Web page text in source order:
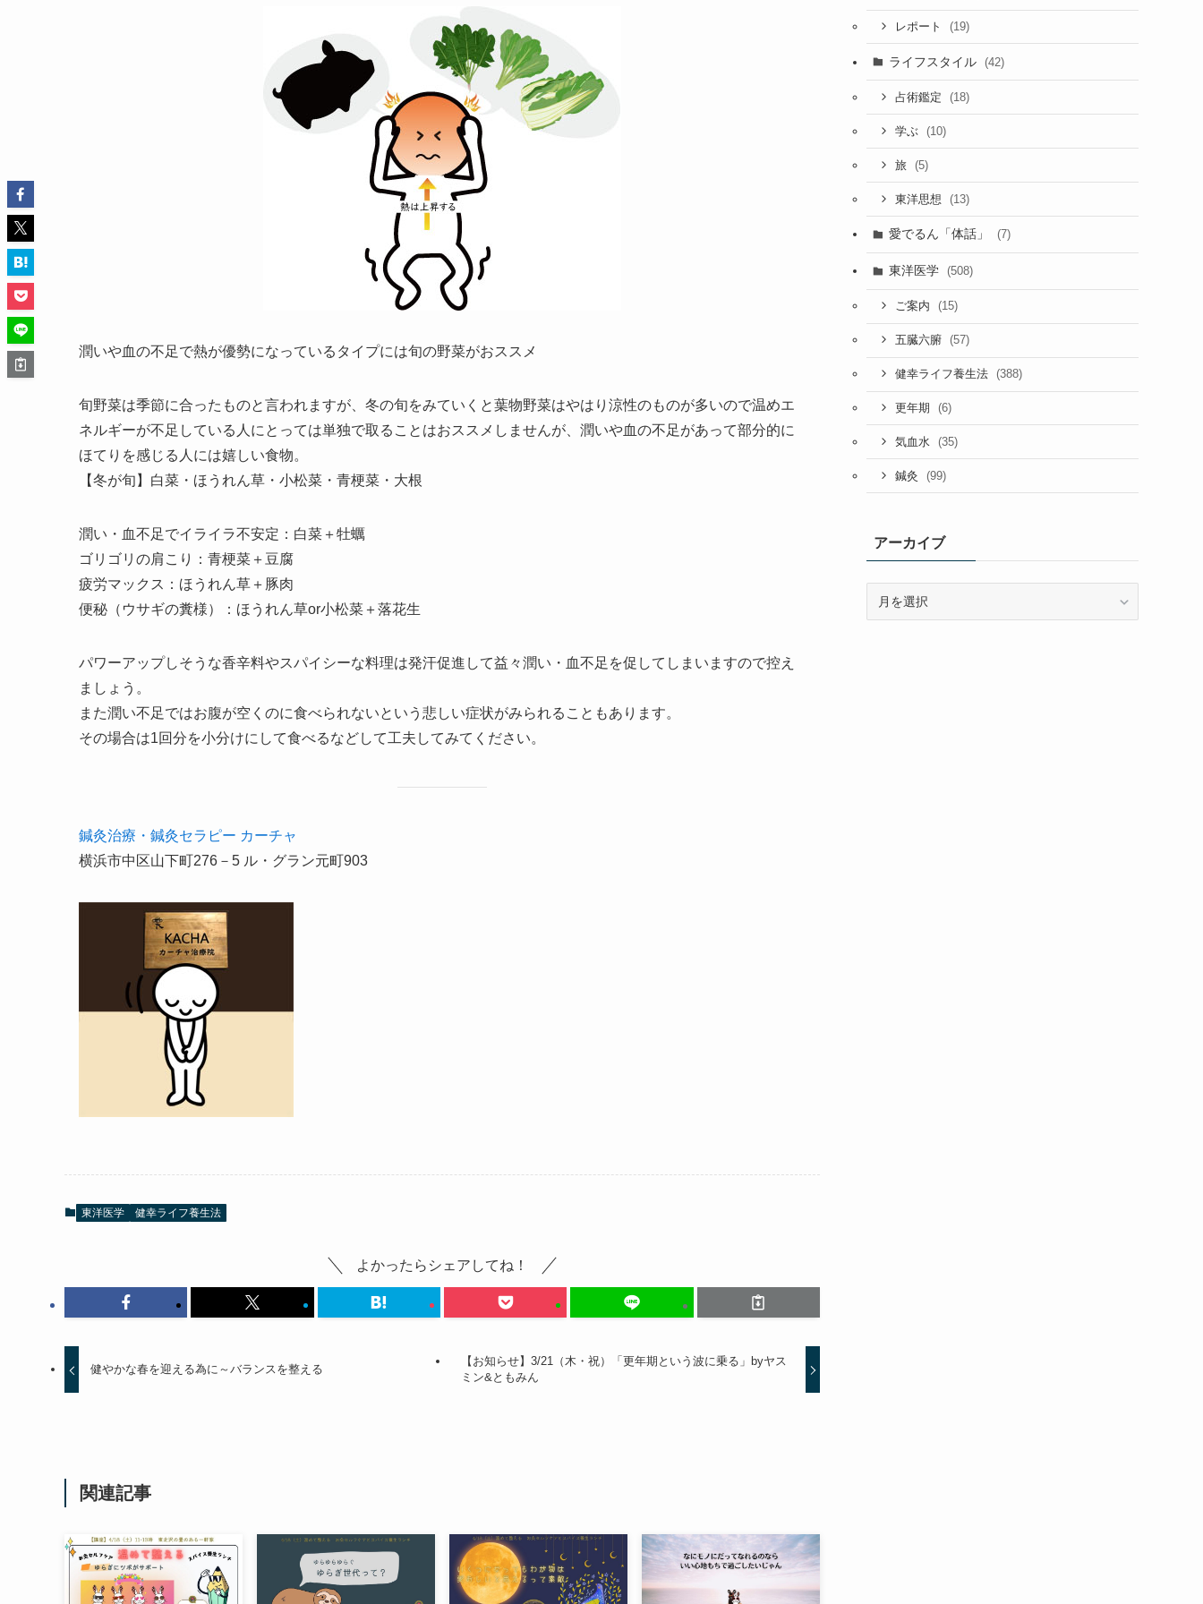
潤いや血の不足で熱が優勢になっているタイプには旬の野菜がおススメ
旬野菜は季節に合ったものと言われますが、冬の旬をみていくと葉物野菜はやはり涼性のものが多いので温めエ
ネルギーが不足している人にとっては単独で取ることはおススメしませんが、潤いや血の不足があって部分的に
ほてりを感じる人には嬉しい食物。
【冬が旬】白菜・ほうれん草・小松菜・青梗菜・大根
潤い・血不足でイライラ不安定：白菜＋牡蠣
ゴリゴリの肩こり：青梗菜＋豆腐
疲労マックス：ほうれん草＋豚肉
便秘（ウサギの糞様）：ほうれん草or小松菜＋落花生
パワーアップしそうな香辛料やスパイシーな料理は発汗促進して益々潤い・血不足を促してしまいますので控え
ましょう。
また潤い不足ではお腹が空くのに食べられないという悲しい症状がみられることもあります。
その場合は1回分を小分けにして食べるなどして工夫してみてください。
鍼灸治療・鍼灸セラピー カーチャ
横浜市中区山下町276－5 ル・グラン元町903
東洋医学 健幸ライフ養生法
よかったらシェアしてね！
健やかな春を迎える為に～バランスを整える
【お知らせ】3/21（木・祝）「更年期という波に乗る」byヤス
ミン&ともみん
関連記事
レポート (19)
ライフスタイル (42)
占術鑑定 (18)
学ぶ (10)
旅 (5)
東洋思想 (13)
愛でるん「体話」 (7)
東洋医学 (508)
ご案内 (15)
五臓六腑 (57)
健幸ライフ養生法 (388)
更年期 (6)
気血水 (35)
鍼灸 (99)
アーカイブ